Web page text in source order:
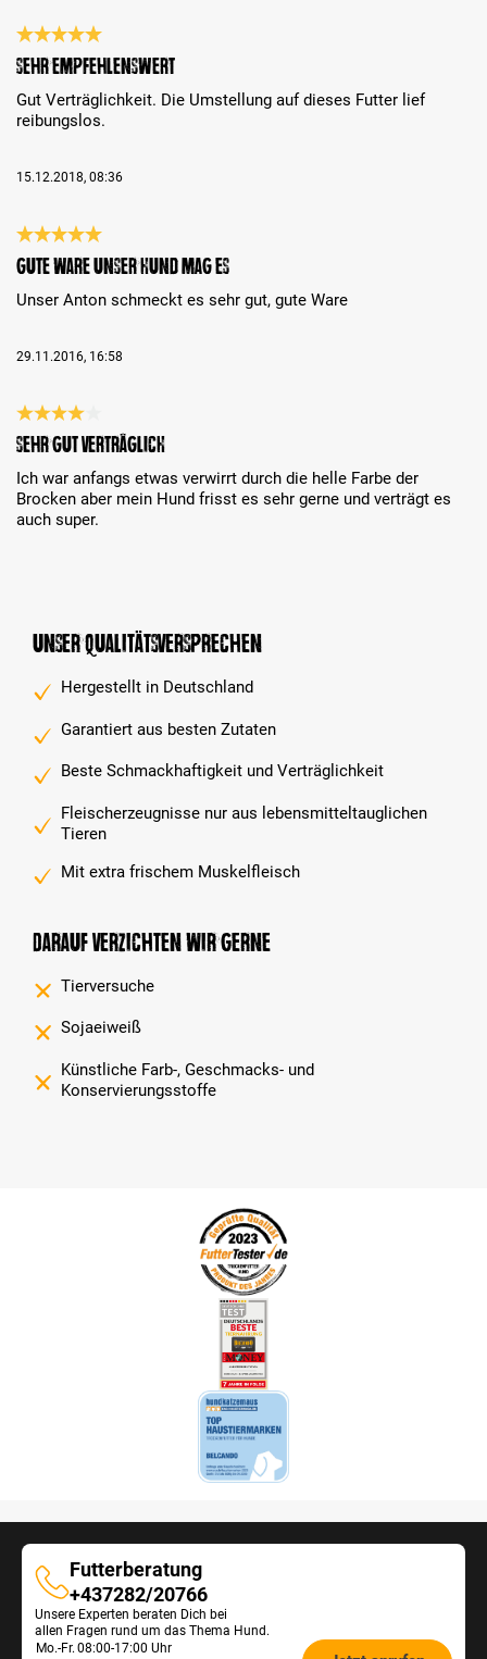
Bewertung mit 5 von 5 Sternen
Sehr empfehlenswert
Gut Verträglichkeit. Die Umstellung auf dieses Futter lief
reibungslos.
15.12.2018, 08:36
Bewertung mit 5 von 5 Sternen
Gute Ware unser Hund mag es
Unser Anton schmeckt es sehr gut, gute Ware
29.11.2016, 16:58
Bewertung mit 4 von 5 Sternen
Sehr gut verträglicH
Ich war anfangs etwas verwirrt durch die helle Farbe der
Brocken aber mein Hund frisst es sehr gerne und verträgt es
auch super.
Unser Qualitätsversprechen
Hergestellt in Deutschland
Garantiert aus besten Zutaten
Beste Schmackhaftigkeit und Verträglichkeit
Fleischerzeugnisse nur aus lebensmitteltauglichen
Tieren
Mit extra frischem Muskelfleisch
Darauf verzichten wir gerne
Tierversuche
Sojaeiweiß
Künstliche Farb-, Geschmacks- und
Konservierungsstoffe
Futterberatung
Futterberatung
+437282/20766
Unsere Experten beraten Dich bei
allen Fragen rund um das Thema Hund.
Öffnungszeiten
Mo.-Fr. 08:00-17:00 Uhr